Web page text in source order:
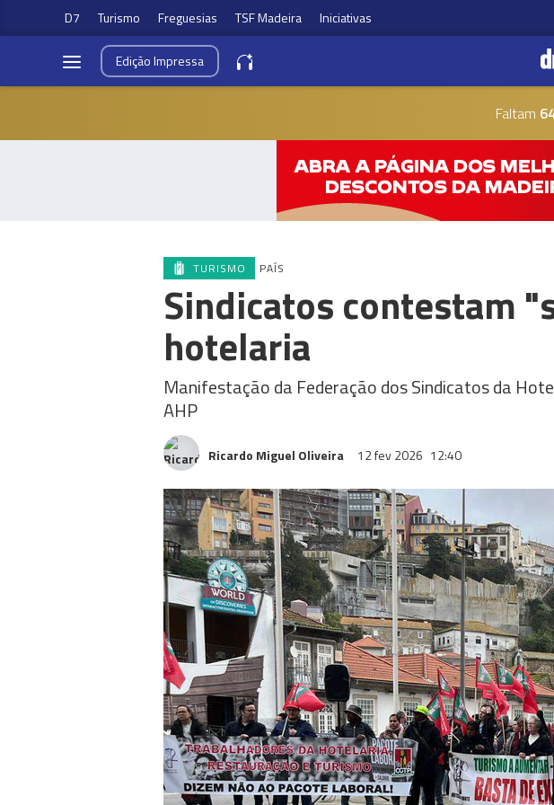
D7 Turismo Freguesias TSF Madeira Iniciativas
EdiçãoImpressa
Faltam
TURISMO PAÍS
Sindicatos contestam
hotelaria
Manifestação da Federação dos Sindicatos da
AHP
Ricardo Miguel Oliveira 12 fev 2026 12:40